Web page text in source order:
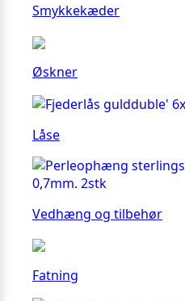
Smykkekæder
Øskner
Låse
Vedhæng og tilbehør
Fatning